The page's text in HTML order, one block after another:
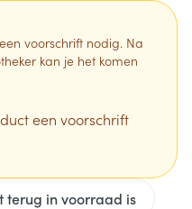
voorschrift nodig. Na
kan je het komen
een voorschrift
terug in voorraad is